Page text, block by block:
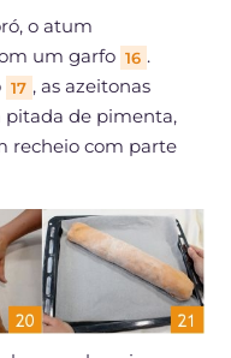
o atum
um garfo 16 .
17 , as azeitonas
pitada de pimenta,
recheio com parte